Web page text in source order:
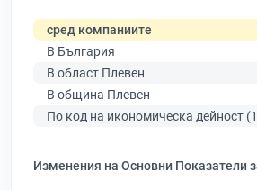
сред компаниите
В България
В област Плевен
В община Плевен
По код на икономическа дейност
Изменения на Основни Показатели